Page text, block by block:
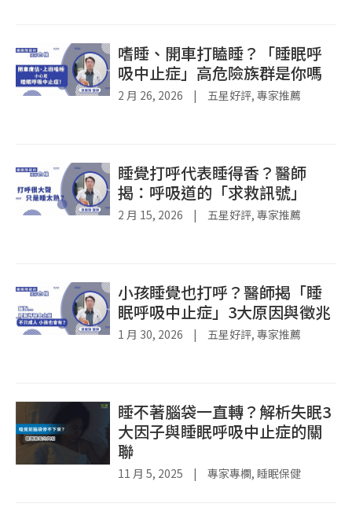
嗜睡、開車打瞌睡？「睡眠呼
吸中止症」高危險族群是你嗎
2 月 26, 2026 | 五星好評, 專家推薦
睡覺打呼代表睡得香？醫師
揭：呼吸道的「求救訊號」
2 月 15, 2026 | 五星好評, 專家推薦
小孩睡覺也打呼？醫師揭「睡
眠呼吸中止症」3大原因與徵兆
1 月 30, 2026 | 五星好評, 專家推薦
睡不著腦袋一直轉？解析失眠3
大因子與睡眠呼吸中止症的關
聯
11 月 5, 2025 | 專家專欄, 睡眠保健